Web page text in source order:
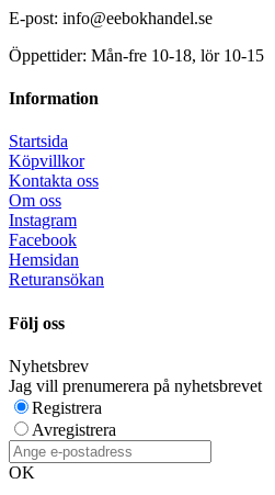
E-post: info@eebokhandel.se
Öppettider: Mån-fre 10-18, lör 10-15
Information
Startsida
Köpvillkor
Kontakta oss
Om oss
Instagram
Facebook
Hemsidan
Returansökan
Följ oss
Nyhetsbrev
Jag vill prenumerera på nyhetsbrevet
Registrera
Avregistrera
OK